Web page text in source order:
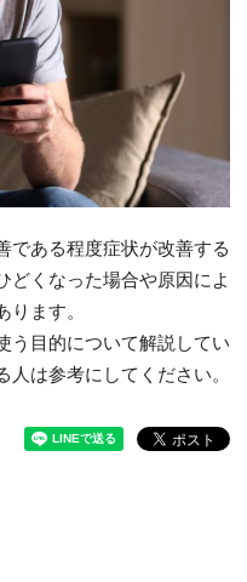
である程度症状が改善する
どくなった場合や原因によ
ます。
う目的について解説してい
は参考にしてください。